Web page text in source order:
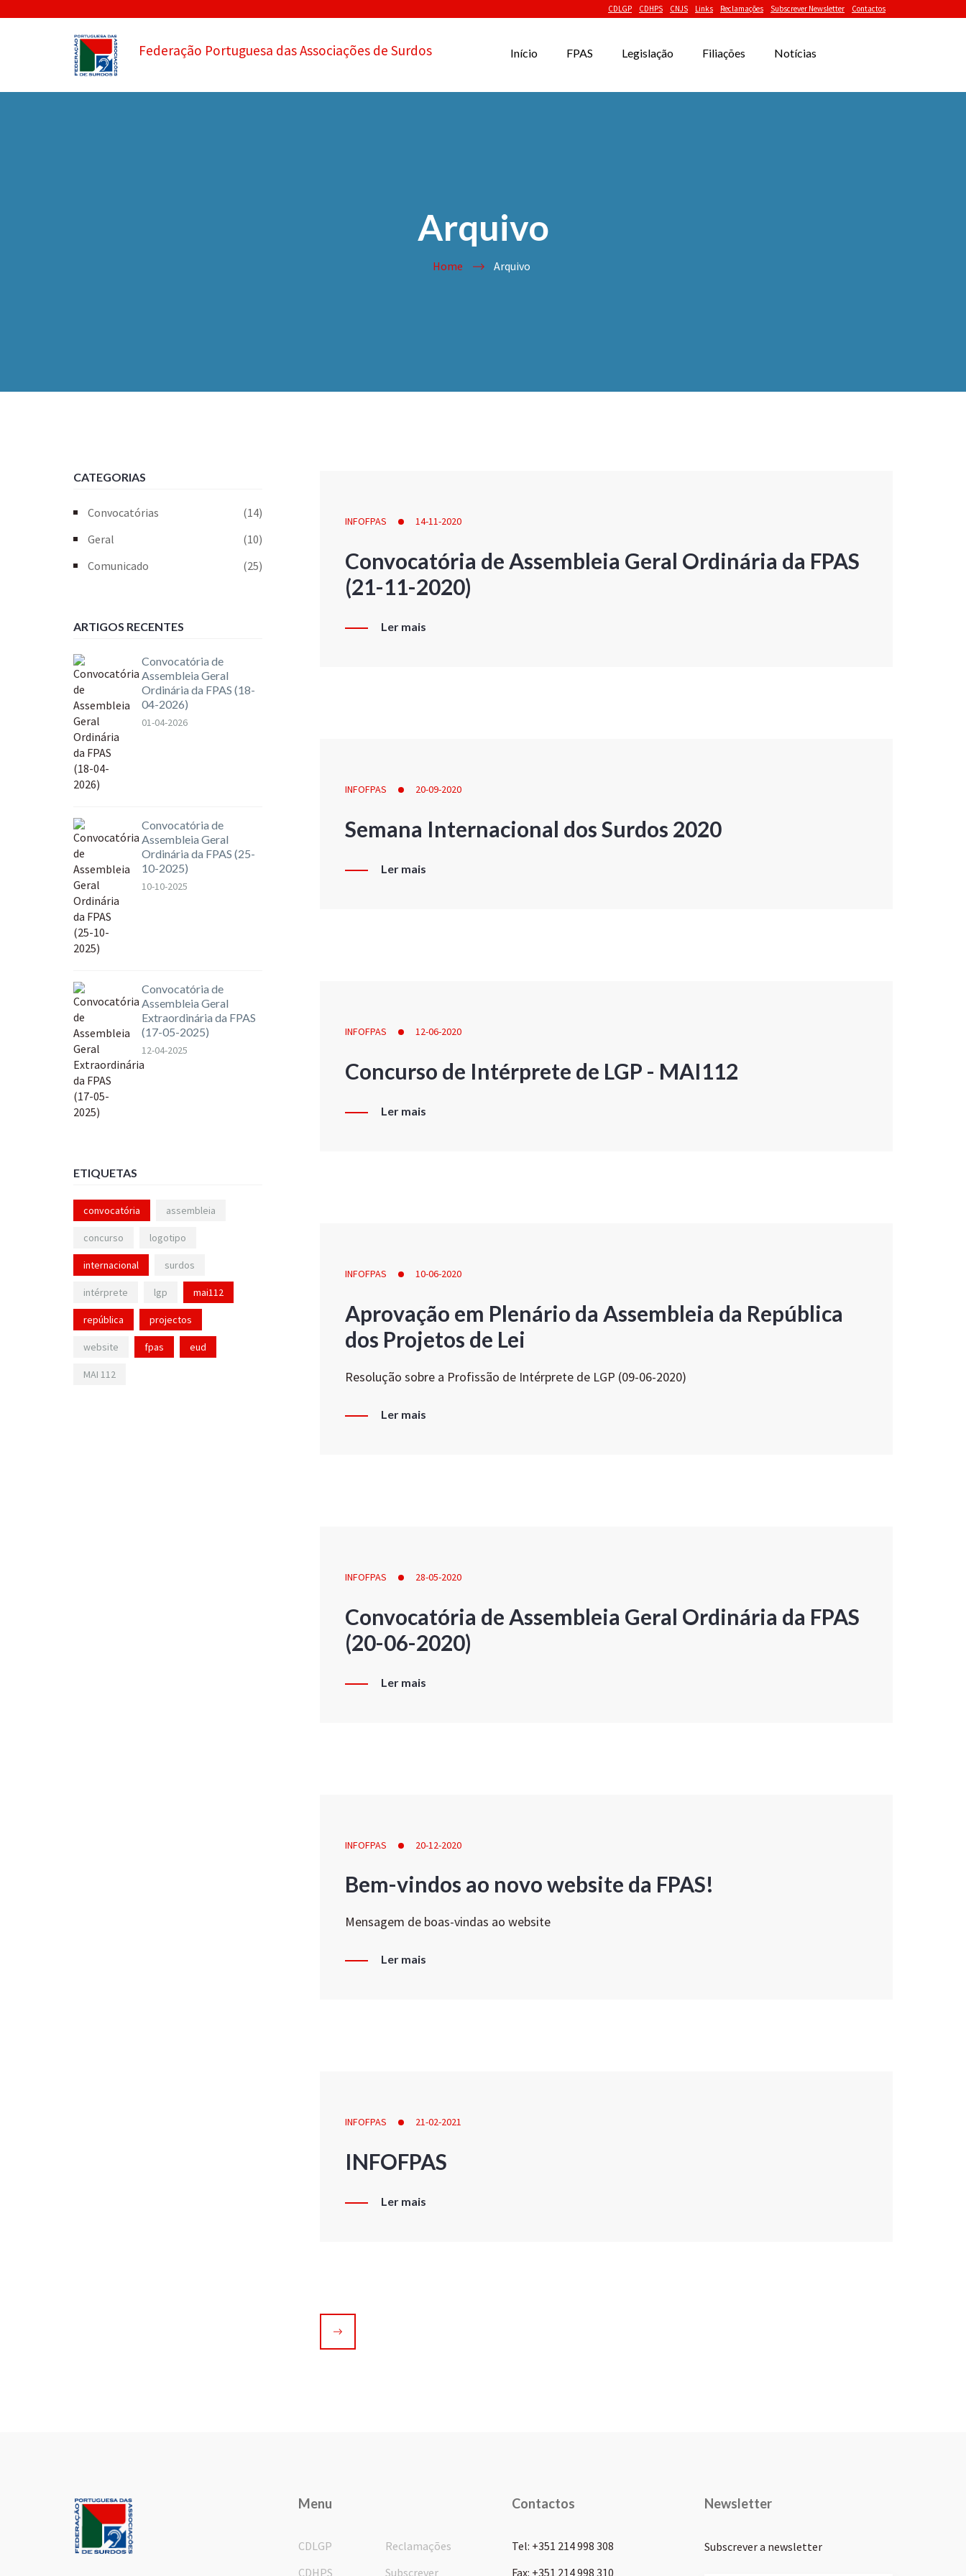
CDLGP CDHPS CNJS Links Reclamações Subscrever Newsletter Contactos
Federação Portuguesa das Associações de Surdos Início FPAS Legislação Filiações Notícias
Arquivo
Home Arquivo
INFOFPAS 14-11-2020
Convocatória de Assembleia Geral Ordinária da FPAS
(21-11-2020)
Ler mais
INFOFPAS 20-09-2020
Semana Internacional dos Surdos 2020
Ler mais
INFOFPAS 12-06-2020
Concurso de Intérprete de LGP - MAI112
Ler mais
INFOFPAS 10-06-2020
Aprovação em Plenário da Assembleia da República
dos Projetos de Lei
Resolução sobre a Profissão de Intérprete de LGP (09-06-2020)
Ler mais
INFOFPAS 28-05-2020
Convocatória de Assembleia Geral Ordinária da FPAS
(20-06-2020)
Ler mais
INFOFPAS 20-12-2020
Bem-vindos ao novo website da FPAS!
Mensagem de boas-vindas ao website
Ler mais
INFOFPAS 21-02-2021
INFOFPAS
Ler mais
CATEGORIAS
Convocatórias
(14)
Geral
(10)
Comunicado
(25)
ARTIGOS RECENTES
Convocatória de
Assembleia Geral
Ordinária da FPAS (18-
04-2026)
01-04-2026
Convocatória de
Assembleia Geral
Ordinária da FPAS (25-
10-2025)
10-10-2025
Convocatória de
Assembleia Geral
Extraordinária da FPAS
(17-05-2025)
12-04-2025
ETIQUETAS
convocatória assembleia
concurso logotipo
internacional surdos
intérprete lgp mai112
república projectos
website fpas eud
MAI 112
Menu
CDLGP
CDHPS
Reclamações
Subscrever
Contactos
Tel: +351 214 998 308
Fax: +351 214 998 310
Newsletter
Subscrever a newsletter